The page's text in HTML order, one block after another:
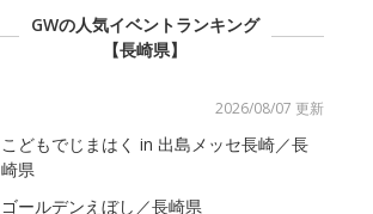
GWの人気イベントランキング
【長崎県】
2026/08/07 更新
こどもでじまはく in 出島メッセ長崎／長
崎県
ゴールデンえぼし／長崎県